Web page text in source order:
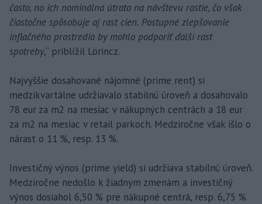
často, no ich nominálna útrata na návštevu rastie, čo však
čiastočne spôsobuje aj rast cien. Postupné zlepšovanie
inflačného prostredia by mohlo podporiť ďalší rast
spotreby,“ priblížil Lörincz.
Najvyššie dosahované nájomné (prime rent) si
medzikvartálne udržiavalo stabilnú úroveň a dosahovalo
78 eur za m2 na mesiac v nákupných centrách a 18 eur
za m2 na mesiac v retail parkoch. Medziročne však išlo o
nárast o 11 %, resp. 13 %.
Investičný výnos (prime yield) si udržiava stabilnú úroveň.
Medziročne nedošlo k žiadnym zmenám a investičný
výnos dosiahol 6,50 % pre nákupné centrá, resp. 6,75 %